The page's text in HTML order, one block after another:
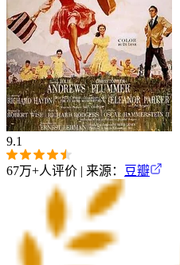
9.1
67万+人评价 | 来源： 豆瓣